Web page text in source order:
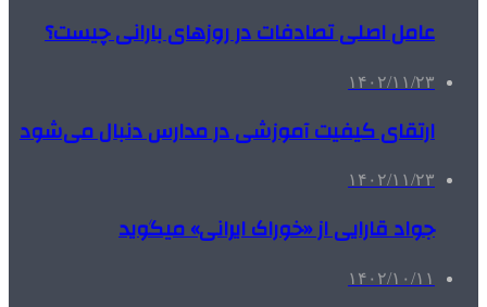
عامل اصلی تصادفات در روزهای بارانی چیست؟
۱۴۰۲/۱۱/۲۳
ارتقای کیفیت آموزشی در مدارس دنبال می‌شود
۱۴۰۲/۱۱/۲۳
جواد قارایی از «خوراک ایرانی» می‏گوید
۱۴۰۲/۱۰/۱۱